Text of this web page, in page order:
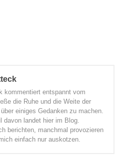
kommentiert entspannt vom
die Ruhe und die Weite der
einiges Gedanken zu machen.
davon landet hier im Blog.
berichten, manchmal provozieren
einfach nur auskotzen.